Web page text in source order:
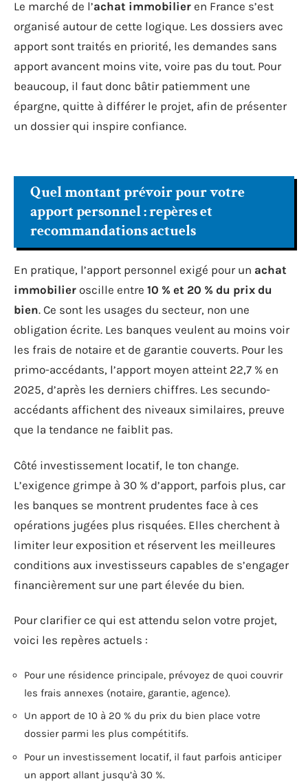
Le marché de l’achat immobilier en France s’est
organisé autour de cette logique. Les dossiers avec
apport sont traités en priorité, les demandes sans
apport avancent moins vite, voire pas du tout. Pour
beaucoup, il faut donc bâtir patiemment une
épargne, quitte à différer le projet, afin de présenter
un dossier qui inspire confiance.
Quel montant prévoir pour votre
apport personnel : repères et
recommandations actuels
En pratique, l’apport personnel exigé pour un achat
immobilier oscille entre 10 % et 20 % du prix du
bien. Ce sont les usages du secteur, non une
obligation écrite. Les banques veulent au moins voir
les frais de notaire et de garantie couverts. Pour les
primo-accédants, l’apport moyen atteint 22,7 % en
2025, d’après les derniers chiffres. Les secundo-
accédants affichent des niveaux similaires, preuve
que la tendance ne faiblit pas.
Côté investissement locatif, le ton change.
L’exigence grimpe à 30 % d’apport, parfois plus, car
les banques se montrent prudentes face à ces
opérations jugées plus risquées. Elles cherchent à
limiter leur exposition et réservent les meilleures
conditions aux investisseurs capables de s’engager
financièrement sur une part élevée du bien.
Pour clarifier ce qui est attendu selon votre projet,
voici les repères actuels :
Pour une résidence principale, prévoyez de quoi couvrir
les frais annexes (notaire, garantie, agence).
Un apport de 10 à 20 % du prix du bien place votre
dossier parmi les plus compétitifs.
Pour un investissement locatif, il faut parfois anticiper
un apport allant jusqu’à 30 %.